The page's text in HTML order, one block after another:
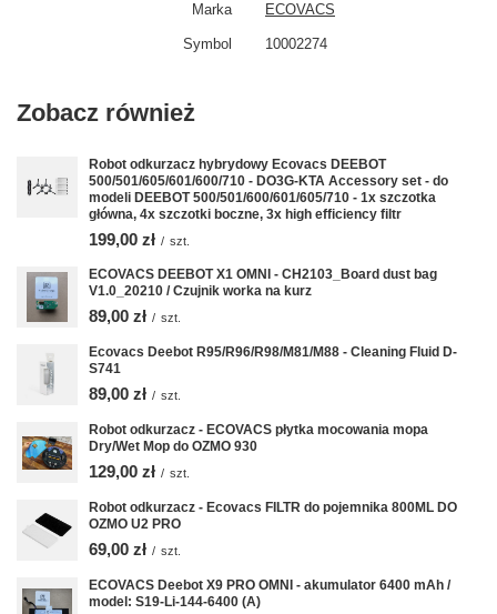
Marka ECOVACS
Symbol 10002274
Zobacz również
Robot odkurzacz hybrydowy Ecovacs DEEBOT
500/501/605/601/600/710 - DO3G-KTA Accessory set - do
modeli DEEBOT 500/501/600/601/605/710 - 1x szczotka
główna, 4x szczotki boczne, 3x high efficiency filtr
199,00 zł / szt.
ECOVACS DEEBOT X1 OMNI - CH2103_Board dust bag
V1.0_20210 / Czujnik worka na kurz
89,00 zł / szt.
Ecovacs Deebot R95/R96/R98/M81/M88 - Cleaning Fluid D-
S741
89,00 zł / szt.
Robot odkurzacz - ECOVACS płytka mocowania mopa
Dry/Wet Mop do OZMO 930
129,00 zł / szt.
Robot odkurzacz - Ecovacs FILTR do pojemnika 800ML DO
OZMO U2 PRO
69,00 zł / szt.
ECOVACS Deebot X9 PRO OMNI - akumulator 6400 mAh /
model: S19-Li-144-6400 (A)